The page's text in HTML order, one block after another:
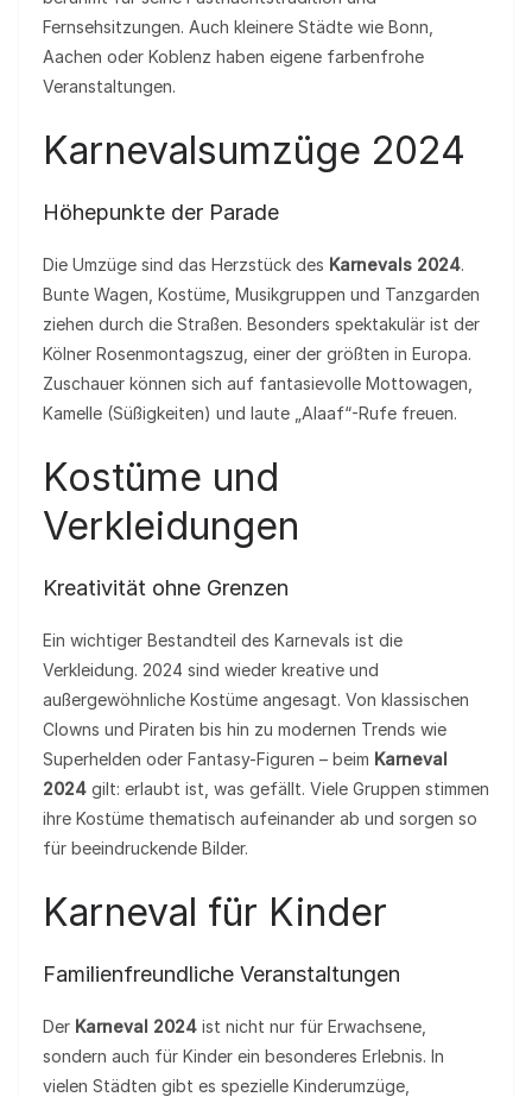
Fernsehsitzungen. Auch kleinere Städte wie Bonn,
Aachen oder Koblenz haben eigene farbenfrohe
Veranstaltungen.
Karnevalsumzüge 2024
Höhepunkte der Parade
Die Umzüge sind das Herzstück des Karnevals 2024.
Bunte Wagen, Kostüme, Musikgruppen und Tanzgarden
ziehen durch die Straßen. Besonders spektakulär ist der
Kölner Rosenmontagszug, einer der größten in Europa.
Zuschauer können sich auf fantasievolle Mottowagen,
Kamelle (Süßigkeiten) und laute „Alaaf“-Rufe freuen.
Kostüme und
Verkleidungen
Kreativität ohne Grenzen
Ein wichtiger Bestandteil des Karnevals ist die
Verkleidung. 2024 sind wieder kreative und
außergewöhnliche Kostüme angesagt. Von klassischen
Clowns und Piraten bis hin zu modernen Trends wie
Superhelden oder Fantasy-Figuren – beim Karneval
2024 gilt: erlaubt ist, was gefällt. Viele Gruppen stimmen
ihre Kostüme thematisch aufeinander ab und sorgen so
für beeindruckende Bilder.
Karneval für Kinder
Familienfreundliche Veranstaltungen
Der Karneval 2024 ist nicht nur für Erwachsene,
sondern auch für Kinder ein besonderes Erlebnis. In
vielen Städten gibt es spezielle Kinderumzüge,